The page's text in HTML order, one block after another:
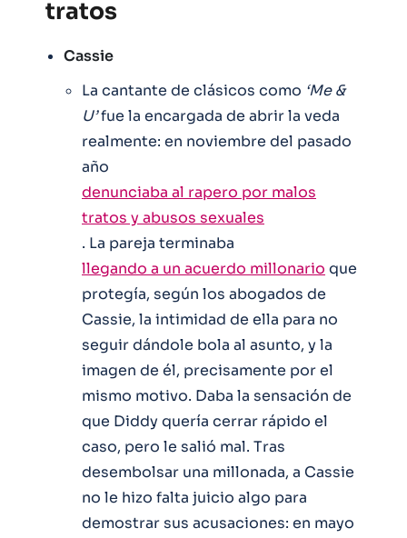
tratos
Cassie
La cantante de clásicos como ‘Me &
U’fue la encargada de abrir la veda
realmente: en noviembre del pasado
año
denunciaba al rapero por malos
tratos y abusos sexuales
. La pareja terminaba
llegando a un acuerdo millonario que
protegía, según los abogados de
Cassie, la intimidad de ella para no
seguir dándole bola al asunto, y la
imagen de él, precisamente por el
mismo motivo. Daba la sensación de
que Diddy quería cerrar rápido el
caso, pero le salió mal. Tras
desembolsar una millonada, a Cassie
no le hizo falta juicio algo para
demostrar sus acusaciones: en mayo